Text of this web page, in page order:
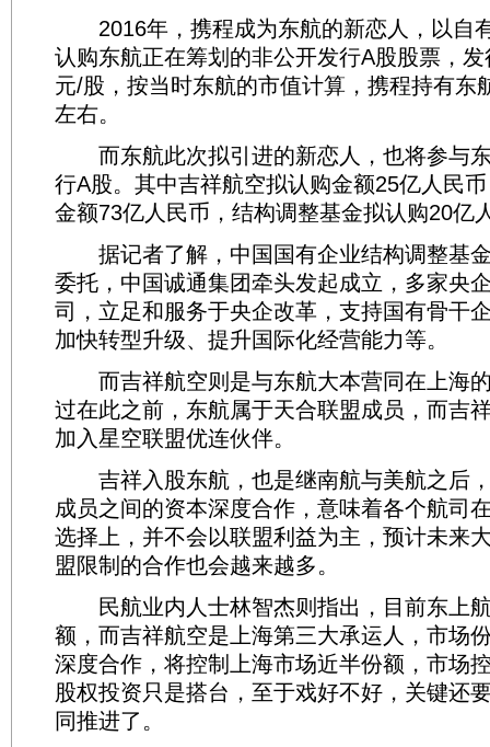
2016年，携程成为东航的新恋人，以自
认购东航正在筹划的非公开发行A股股票，
元/股，按当时东航的市值计算，携程持有东
左右。
而东航此次拟引进的新恋人，也将参与
行A股。其中吉祥航空拟认购金额25亿人民
金额73亿人民币，结构调整基金拟认购20亿
据记者了解，中国国有企业结构调整基
委托，中国诚通集团牵头发起成立，多家央
司，立足和服务于央企改革，支持国有骨干
加快转型升级、提升国际化经营能力等。
而吉祥航空则是与东航大本营同在上海
过在此之前，东航属于天合联盟成员，而吉
加入星空联盟优连伙伴。
吉祥入股东航，也是继南航与美航之后
成员之间的资本深度合作，意味着各个航司
选择上，并不会以联盟利益为主，预计未来
盟限制的合作也会越来越多。
民航业内人士林智杰则指出，目前东上
额，而吉祥航空是上海第三大承运人，市场
深度合作，将控制上海市场近半份额，市场
股权投资只是搭台，至于戏好不好，关键还
同推进了。